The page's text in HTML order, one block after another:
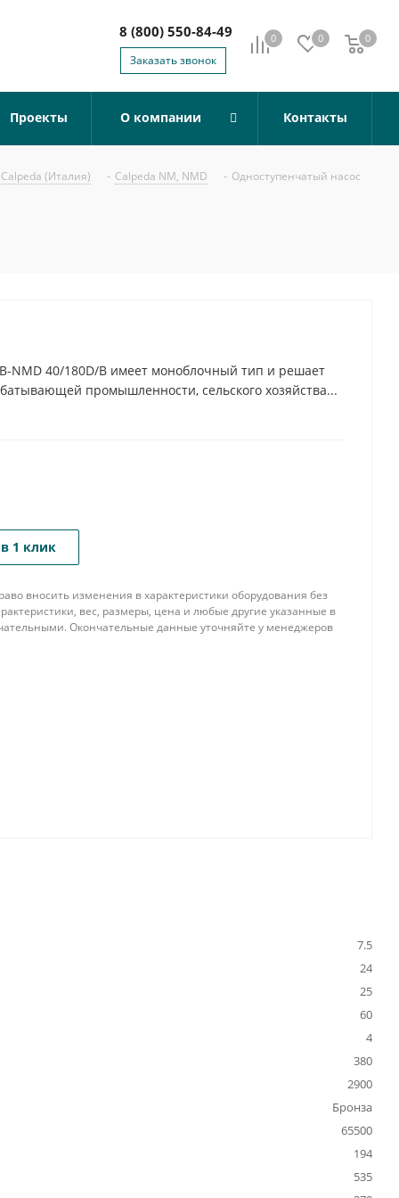
0 0 0
0
8 (800) 550-84-49
Заказать звонок
Проекты О компании Контакты
(Италия) - Calpeda NM, NMD - Одноступенчатый насос
NMD 40/180D/B имеет моноблочный тип и решает
промышленности, сельского хозяйства...
1 клик
вносить изменения в характеристики оборудования без
вес, размеры, цена и любые другие указанные в
Окончательные данные уточняйте у менеджеров
7.5
24
25
60
4
380
2900
Бронза
65500
194
535